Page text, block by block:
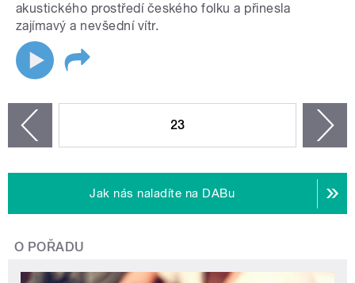
akustického prostředí českého folku a přinesla
zajímavý a nevšední vítr.
23
Jak nás naladíte na DABu
O POŘADU